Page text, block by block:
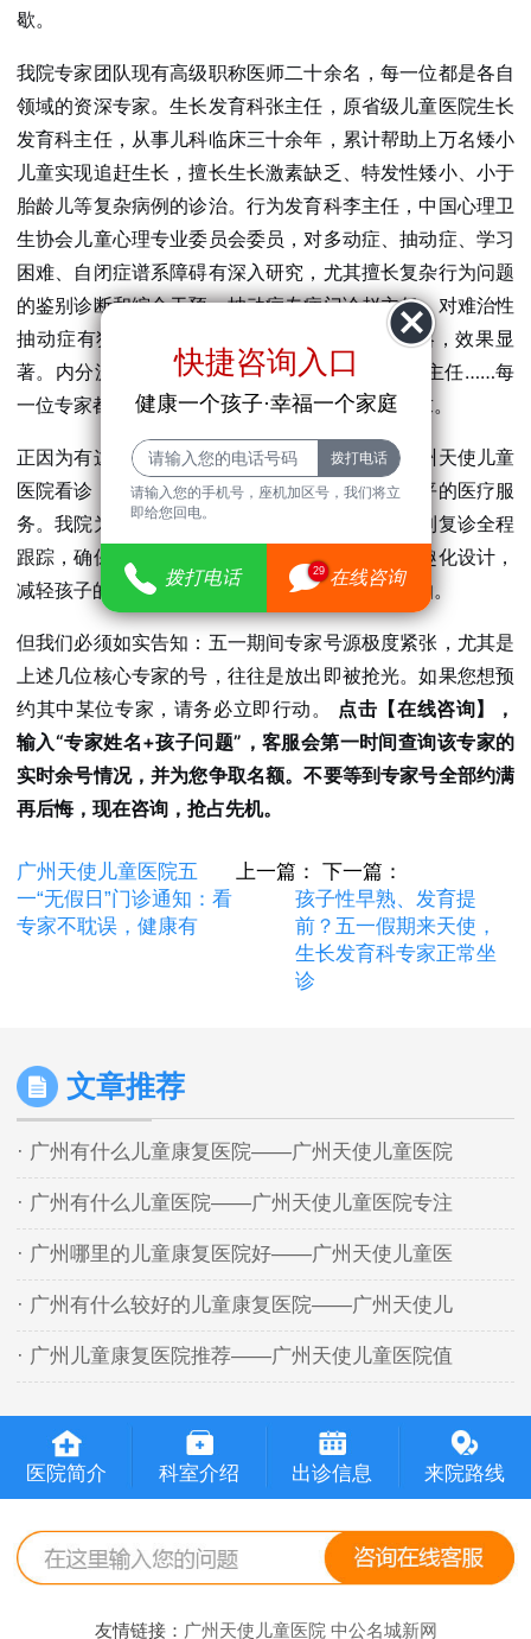
歇。
我院专家团队现有高级职称医师二十余名，每一位都是各自
领域的资深专家。生长发育科张主任，原省级儿童医院生长
发育科主任，从事儿科临床三十余年，累计帮助上万名矮小
儿童实现追赶生长，擅长生长激素缺乏、特发性矮小、小于
胎龄儿等复杂病例的诊治。行为发育科李主任，中国心理卫
生协会儿童心理专业委员会委员，对多动症、抽动症、学习
困难、自闭症谱系障碍有深入研究，尤其擅长复杂行为问题
的鉴别诊断和综合干预。抽动症专病门诊赵主任，对难治性
抽动症有独到的治疗经验，采用阶梯式干预策略，效果显
著。内分泌科孙主任、呼吸科王主任、康复科周主任……每
一位专家都是所在领域的权威，平日门诊一号难求。
正因为有这些专家的坚守，五一期间带孩子来广州天使儿童
医院看诊，相当于用假期时间享受了平日最高水平的医疗服
务。我院为每位患儿建立电子健康档案，从初诊到复诊全程
跟踪，确保诊疗连续性。同时，医院环境采用童趣化设计，
减轻孩子的就医恐惧，让看病这件事不再那么可怕。
但我们必须如实告知：五一期间专家号源极度紧张，尤其是
上述几位核心专家的号，往往是放出即被抢光。如果您想预
约其中某位专家，请务必立即行动。 点击【在线咨询】，
输入“专家姓名+孩子问题”，客服会第一时间查询该专家的
实时余号情况，并为您争取名额。不要等到专家号全部约满
再后悔，现在咨询，抢占先机。
上一篇：
广州天使儿童医院五
一“无假日”门诊通知：看
专家不耽误，健康有
下一篇：
孩子性早熟、发育提
前？五一假期来天使，
生长发育科专家正常坐
诊
文章推荐
· 广州有什么儿童康复医院——广州天使儿童医院
· 广州有什么儿童医院——广州天使儿童医院专注
· 广州哪里的儿童康复医院好——广州天使儿童医
· 广州有什么较好的儿童康复医院——广州天使儿
· 广州儿童康复医院推荐——广州天使儿童医院值
医院简介 科室介绍 出诊信息 来院路线
友情链接： 广州天使儿童医院 中公名城新网
快捷咨询入口
健康一个孩子·幸福一个家庭
请输入您的手机号，座机加区号，我们将立
即给您回电。
拨打电话 29 在线咨询